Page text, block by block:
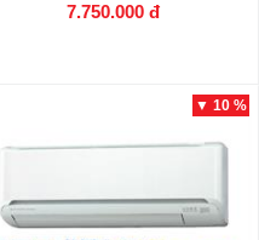
7.750.000 đ
▼ 10 %